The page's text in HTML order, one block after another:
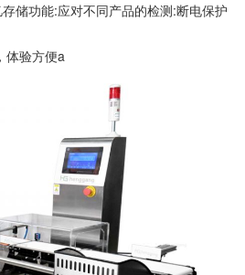
储功能:应对不同产品的检测:断电保护
体验方便a